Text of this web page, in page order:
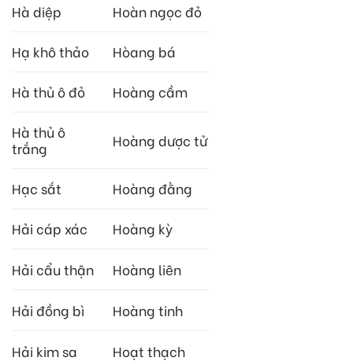
Hà diệp Hoàn ngọc đỏ
Hạ khô thảo Hòang bá
Hà thủ ô đỏ Hoàng cầm
Hà thủ ô
trắng
Hoàng dược tử
Hạc sắt Hoàng đằng
Hải cáp xác Hoàng kỳ
Hải cẩu thận Hoàng liên
Hải đồng bì Hoàng tinh
Hải kim sa Hoạt thạch